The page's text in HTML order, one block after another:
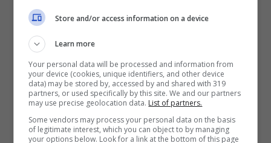
Store and/or access information on a device
Learn more
Your personal data will be processed and information from
your device (cookies, unique identifiers, and other device
data) may be stored by, accessed by and shared with 319
partners, or used specifically by this site. We and our partners
may use precise geolocation data. List of partners.
Some vendors may process your personal data on the basis
of legitimate interest, which you can object to by managing
your options below. Look for a link at the bottom of this page